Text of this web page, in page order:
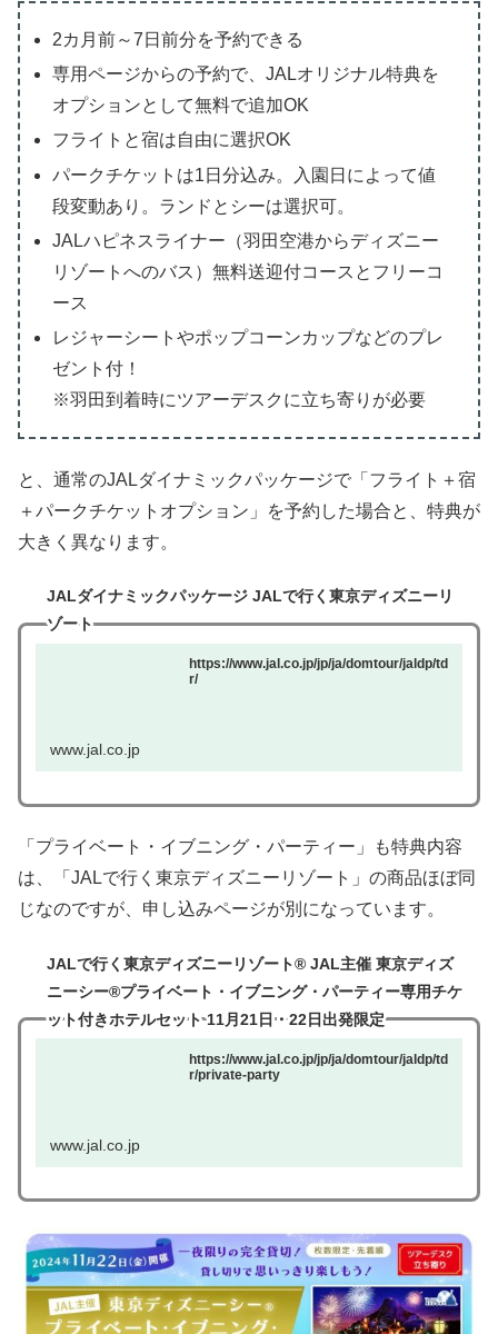
2カ月前～7日前分を予約できる
専用ページからの予約で、JALオリジナル特典を
オプションとして無料で追加OK
フライトと宿は自由に選択OK
パークチケットは1日分込み。入園日によって値
段変動あり。ランドとシーは選択可。
JALハピネスライナー（羽田空港からディズニー
リゾートへのバス）無料送迎付コースとフリーコ
ース
レジャーシートやポップコーンカップなどのプレ
ゼント付！
※羽田到着時にツアーデスクに立ち寄りが必要
と、通常のJALダイナミックパッケージで「フライト＋宿
＋パークチケットオプション」を予約した場合と、特典が
大きく異なります。
JALダイナミックパッケージ JALで行く東京ディズニーリ
ゾート
https://www.jal.co.jp/jp/ja/domtour/jaldp/td
r/
www.jal.co.jp
「プライベート・イブニング・パーティー」も特典内容
は、「JALで行く東京ディズニーリゾート」の商品ほぼ同
じなのですが、申し込みページが別になっています。
JALで行く東京ディズニーリゾート® JAL主催 東京ディズ
ニーシー®プライベート・イブニング・パーティー専用チケ
ット付きホテルセット 11月21日・22日出発限定
https://www.jal.co.jp/jp/ja/domtour/jaldp/td
r/private-party
www.jal.co.jp